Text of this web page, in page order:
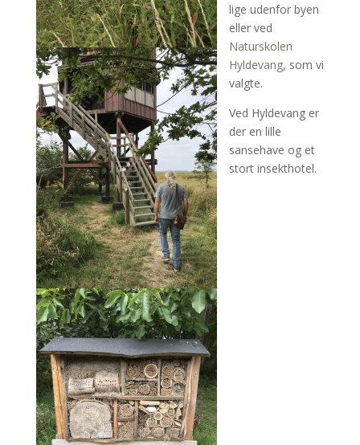
lige udenfor byen
eller ved
Naturskolen
Hyldevang, som vi
valgte.
Ved Hyldevang er
der en lille
sansehave og et
stort insekthotel.